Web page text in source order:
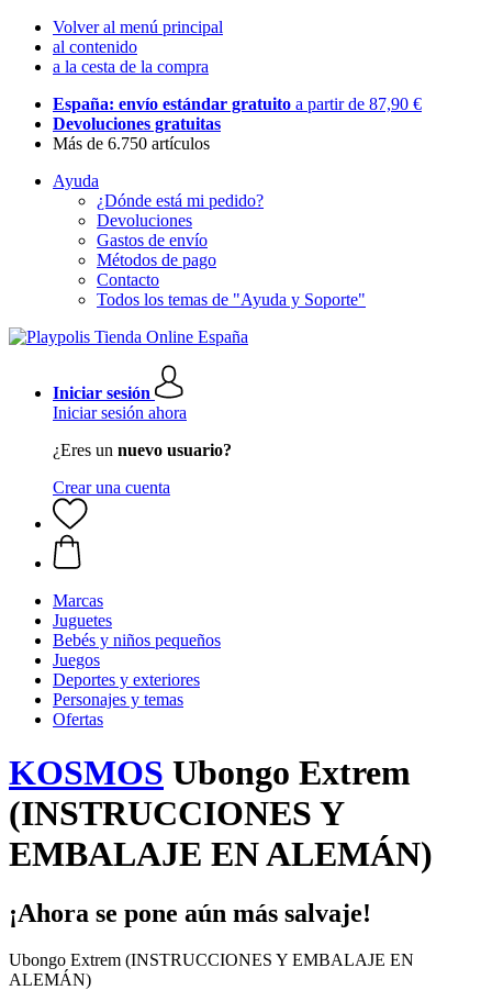
Volver al menú principal
al contenido
a la cesta de la compra
España: envío estándar gratuito a partir de 87,90 €
Devoluciones gratuitas
Más de 6.750 artículos
Ayuda
¿Dónde está mi pedido?
Devoluciones
Gastos de envío
Métodos de pago
Contacto
Todos los temas de "Ayuda y Soporte"
Iniciar sesión
Iniciar sesión ahora
¿Eres un nuevo usuario?
Crear una cuenta
Marcas
Juguetes
Bebés y niños pequeños
Juegos
Deportes y exteriores
Personajes y temas
Ofertas
KOSMOS Ubongo Extrem
(INSTRUCCIONES Y
EMBALAJE EN ALEMÁN)
¡Ahora se pone aún más salvaje!
Ubongo Extrem (INSTRUCCIONES Y EMBALAJE EN
ALEMÁN)